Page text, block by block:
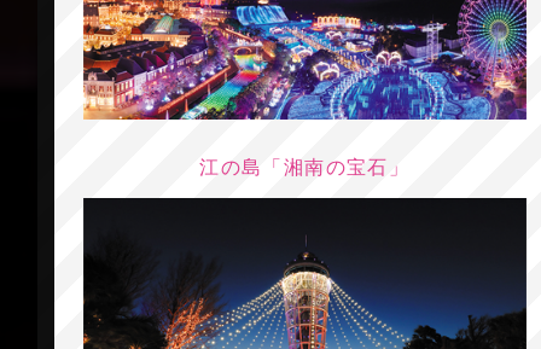
江の島「湘南の宝石」